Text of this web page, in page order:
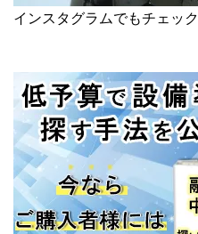
インスタグラムでもチェック